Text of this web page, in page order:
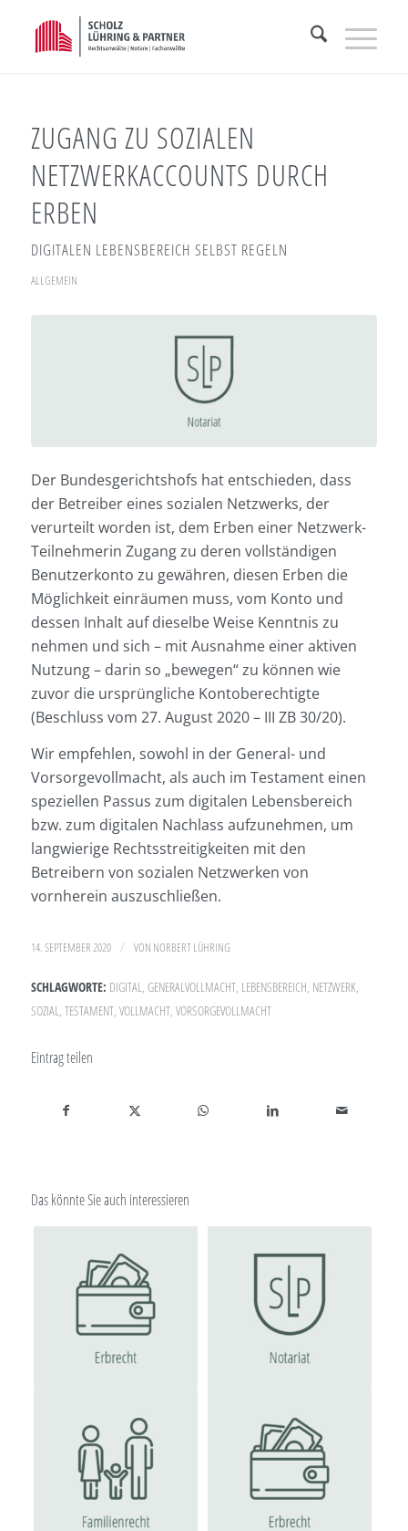
ZUGANG ZU SOZIALEN
NETZWERKACCOUNTS DURCH
ERBEN
DIGITALEN LEBENSBEREICH SELBST REGELN
ALLGEMEIN
Der Bundesgerichtshofs hat entschieden, dass
der Betreiber eines sozialen Netzwerks, der
verurteilt worden ist, dem Erben einer Netzwerk-
Teilnehmerin Zugang zu deren vollständigen
Benutzerkonto zu gewähren, diesen Erben die
Möglichkeit einräumen muss, vom Konto und
dessen Inhalt auf dieselbe Weise Kenntnis zu
nehmen und sich – mit Ausnahme einer aktiven
Nutzung – darin so „bewegen“ zu können wie
zuvor die ursprüngliche Kontoberechtigte
(Beschluss vom 27. August 2020 – III ZB 30/20).
Wir empfehlen, sowohl in der General- und
Vorsorgevollmacht, als auch im Testament einen
speziellen Passus zum digitalen Lebensbereich
bzw. zum digitalen Nachlass aufzunehmen, um
langwierige Rechtsstreitigkeiten mit den
Betreibern von sozialen Netzwerken von
vornherein auszuschließen.
14. SEPTEMBER 2020 / VON NORBERT LÜHRING
SCHLAGWORTE: DIGITAL, GENERALVOLLMACHT, LEBENSBEREICH, NETZWERK,
SOZIAL, TESTAMENT, VOLLMACHT, VORSORGEVOLLMACHT
Eintrag teilen
Das könnte Sie auch interessieren